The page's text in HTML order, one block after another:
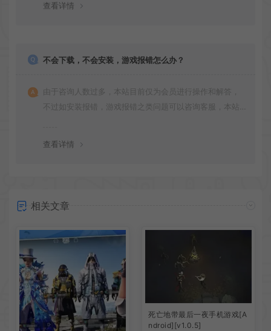
查看详情
不会下载，不会安装，游戏报错怎么办？
由于咨询人数过多，本站目前仅为会员进行操作和解答，
不过如安装报错，游戏报错之类问题可以咨询客服，本站
查看详情
相关文章
死亡地带最后一夜手机游戏[A
ndroid][v1.0.5]